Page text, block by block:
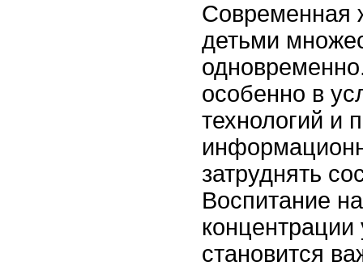
Современная
детьми
особенно в
технологий и
затруднять
Воспитание
концентрации
становится